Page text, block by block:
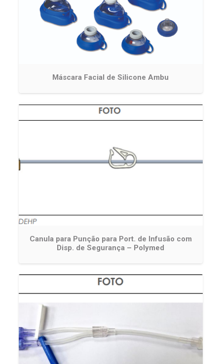
Máscara Facial de Silicone Ambu
Canula para Punção para Port. de Infusão com
Disp. de Segurança – Polymed